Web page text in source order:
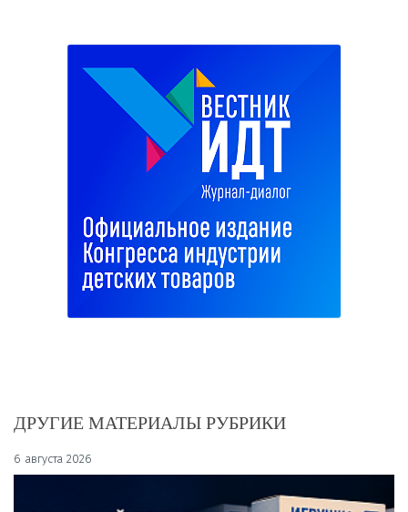
ДРУГИЕ МАТЕРИАЛЫ РУБРИКИ
6 августа 2026